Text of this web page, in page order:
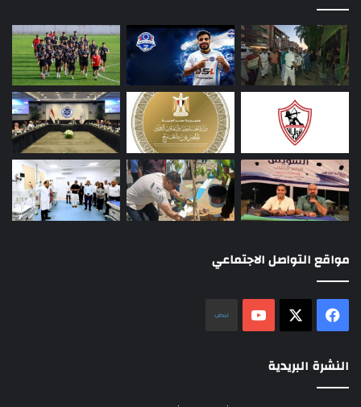
مواقع التواصل الاجتماعي
فيسبوك ‫YouTube
النشرة البريدية